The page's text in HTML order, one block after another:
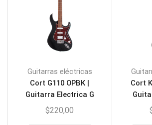
Guitarras eléctricas
Cort G110 OPBK |
Guitarra Electrica G
Series
$220,00
Cort